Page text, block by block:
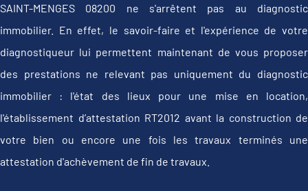
SAINT-MENGES 08200 ne s'arrêtent pas au diagnostic
immobilier. En effet, le savoir-faire et l'expérience de votre
diagnostiqueur lui permettent maintenant de vous proposer
des prestations ne relevant pas uniquement du diagnostic
immobilier : l'état des lieux pour une mise en location,
l'établissement d’attestation RT2012 avant la construction de
votre bien ou encore une fois les travaux terminés une
attestation d'achèvement de fin de travaux.